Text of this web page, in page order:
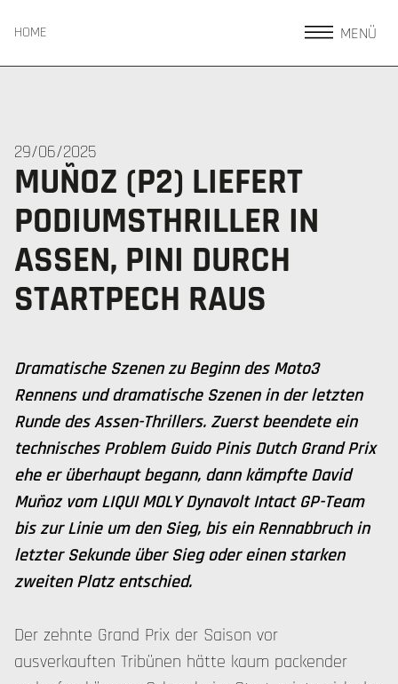
HOME MENÜ
29/06/2025
MUÑOZ (P2) LIEFERT
PODIUMSTHRILLER IN
ASSEN, PINI DURCH
STARTPECH RAUS
Dramatische Szenen zu Beginn des Moto3
Rennens und dramatische Szenen in der letzten
Runde des Assen-Thrillers. Zuerst beendete ein
technisches Problem Guido Pinis Dutch Grand Prix
ehe er überhaupt begann, dann kämpfte David
Muñoz vom LIQUI MOLY Dynavolt Intact GP-Team
bis zur Linie um den Sieg, bis ein Rennabbruch in
letzter Sekunde über Sieg oder einen starken
zweiten Platz entschied.
Der zehnte Grand Prix der Saison vor
ausverkauften Tribünen hätte kaum packender